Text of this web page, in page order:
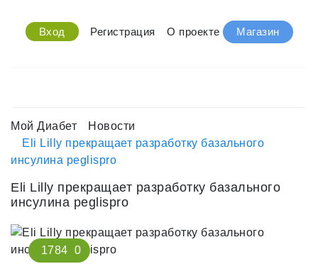
Вход Регистрация О проекте Магазин
Мой Диабет
Новости
Eli Lilly прекращает разработку базального
инсулина peglispro
Eli Lilly прекращает разработку базального
инсулина peglispro
1784 0